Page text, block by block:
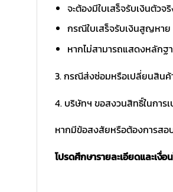
จะต้องมีใบเสร็จรับเงินตัวจ
กรณีใบเสร็จรับเงินสูญหาย
หากไม่สามารถแสดงหลักฐ
3. กรณีส่งซ่อมหรือเปลี่ยนสิน
4. บริษัทฯ ขอสงวนสิทธิ์ในการ
หากมีข้อสงสัยหรือต้องการสอ
โปรดศึกษารายละเอียดและเงื่